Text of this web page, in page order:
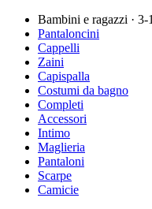
Bambini e ragazzi · 3-
Pantaloncini
Cappelli
Zaini
Capispalla
Costumi da bagno
Completi
Accessori
Intimo
Maglieria
Pantaloni
Scarpe
Camicie